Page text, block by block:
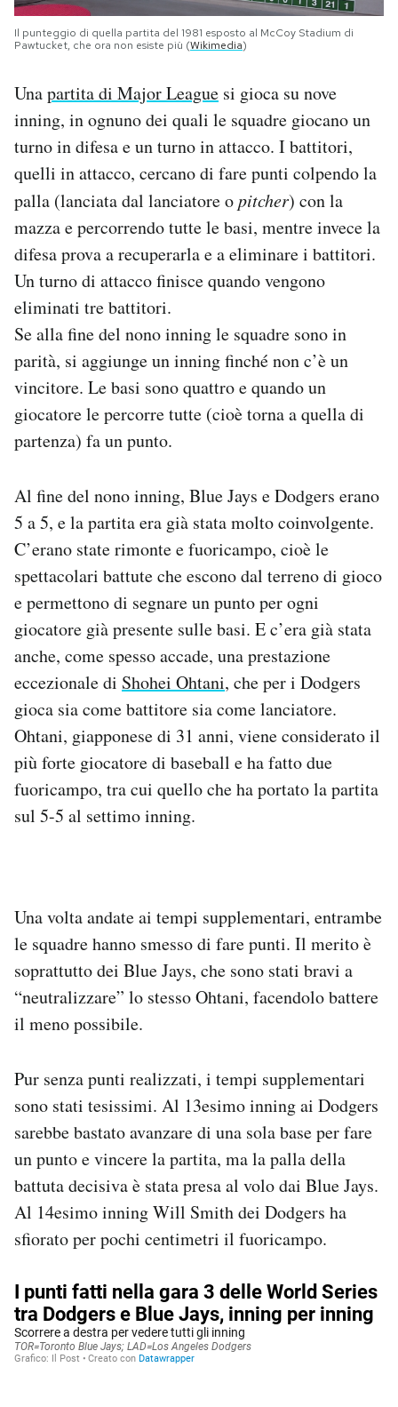
Il punteggio di quella partita del 1981 esposto al McCoy Stadium di
Pawtucket, che ora non esiste più (Wikimedia)
Unapartita di Major League si gioca su nove
inning, in ognuno dei quali le squadre giocano un
turno in difesa e un turno in attacco. I battitori,
quelli in attacco, cercano di fare punti colpendo la
palla (lanciata dal lanciatore opitcher) con la
mazza e percorrendo tutte le basi, mentre invece la
difesa prova a recuperarla e a eliminare i battitori.
Un turno di attacco finisce quando vengono
eliminati tre battitori.
Se alla fine del nono inning le squadre sono in
parità, si aggiunge un inning finché non c’è un
vincitore. Le basi sono quattro e quando un
giocatore le percorre tutte (cioè torna a quella di
partenza) fa un punto.
Al fine del nono inning, Blue Jays e Dodgers erano
5 a 5, e la partita era già stata molto coinvolgente.
C’erano state rimonte e fuoricampo, cioè le
spettacolari battute che escono dal terreno di gioco
e permettono di segnare un punto per ogni
giocatore già presente sulle basi. E c’era già stata
anche, come spesso accade, una prestazione
eccezionale di Shohei Ohtani, che per i Dodgers
gioca sia come battitore sia come lanciatore.
Ohtani, giapponese di 31 anni, viene considerato il
più forte giocatore di baseball e ha fatto due
fuoricampo, tra cui quello che ha portato la partita
sul 5-5 al settimo inning.
Una volta andate ai tempi supplementari, entrambe
le squadre hanno smesso di fare punti. Il merito è
soprattutto dei Blue Jays, che sono stati bravi a
“neutralizzare” lo stesso Ohtani, facendolo battere
il meno possibile.
Pur senza punti realizzati, i tempi supplementari
sono stati tesissimi. Al 13esimo inning ai Dodgers
sarebbe bastato avanzare di una sola base per fare
un punto e vincere la partita, ma la palla della
battuta decisiva è stata presa al volo dai Blue Jays.
Al 14esimo inning Will Smith dei Dodgers ha
sfiorato per pochi centimetri il fuoricampo.